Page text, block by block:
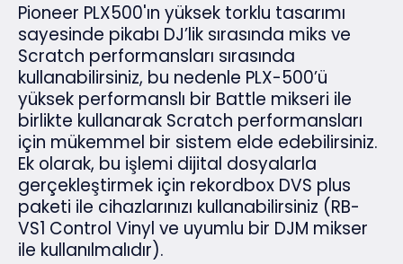
Pioneer PLX500'ın yüksek torklu tasarımı
sayesinde pikabı DJ’lik sırasında miks ve
Scratch performansları sırasında
kullanabilirsiniz, bu nedenle PLX-500’ü
yüksek performanslı bir Battle mikseri ile
birlikte kullanarak Scratch performansları
için mükemmel bir sistem elde edebilirsiniz.
Ek olarak, bu işlemi dijital dosyalarla
gerçekleştirmek için rekordbox DVS plus
paketi ile cihazlarınızı kullanabilirsiniz (RB-
VS1 Control Vinyl ve uyumlu bir DJM mikser
ile kullanılmalıdır).